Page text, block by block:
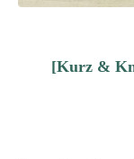
[Kurz &